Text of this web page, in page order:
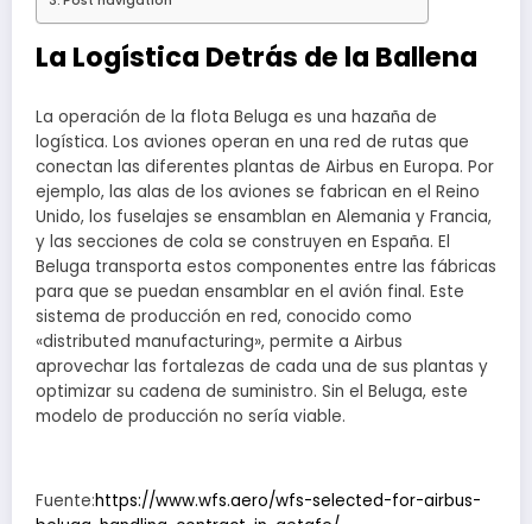
La Logística Detrás de la Ballena
La operación de la flota Beluga es una hazaña de
logística. Los aviones operan en una red de rutas que
conectan las diferentes plantas de Airbus en Europa. Por
ejemplo, las alas de los aviones se fabrican en el Reino
Unido, los fuselajes se ensamblan en Alemania y Francia,
y las secciones de cola se construyen en España. El
Beluga transporta estos componentes entre las fábricas
para que se puedan ensamblar en el avión final. Este
sistema de producción en red, conocido como
«distributed manufacturing», permite a Airbus
aprovechar las fortalezas de cada una de sus plantas y
optimizar su cadena de suministro. Sin el Beluga, este
modelo de producción no sería viable.
Fuente:https://www.wfs.aero/wfs-selected-for-airbus-